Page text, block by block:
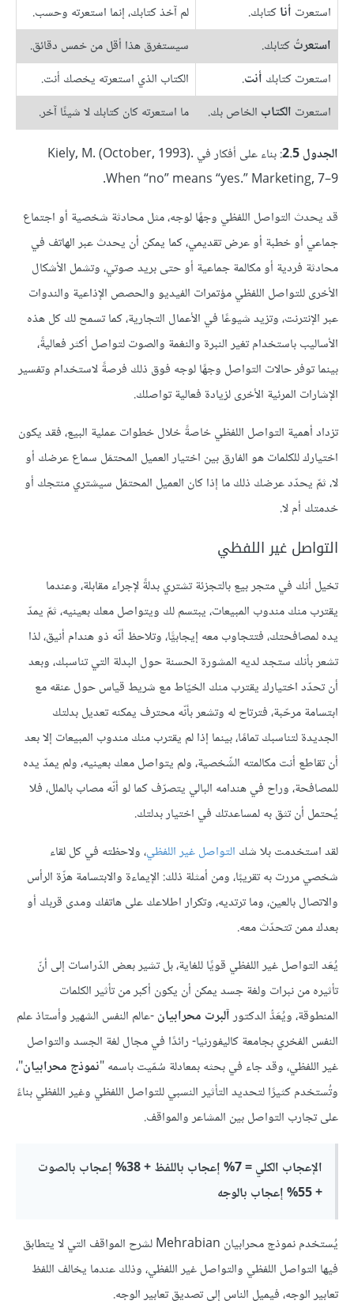
استعرت أناكتابك.
لم آخذ كتابك، إنما استعرته وحسب.
استعرتُكتابك.
سيستغرق هذا أقل من خمس دقائق.
استعرت كتابك أنت.
الكتاب الذي استعرته يخصك أنت.
استعرت الكتاب الخاص بك.
ما استعرته كان كتابك لا شيئًا آخر.
الجدول 2.5
: بناء على أفكار في Kiely, M. (October, 1993).
When “no” means “yes.” Marketing, 7–9.
قد يحدث التواصل اللفظي وجهًا لوجه، مثل محادثة شخصية أو اجتماع
جماعي أو خطبة أو عرض تقديمي، كما يمكن أن يحدث عبر الهاتف في
محادثة فردية أو مكالمة جماعية أو حتى بريد صوتي، وتشمل الأشكال
الأخرى للتواصل اللفظي مؤتمرات الفيديو والحصص الإذاعية والندوات
عبر الإنترنت، وتزيد شيوعًا في الأعمال التجارية، كما تسمح لك كل هذه
الأساليب باستخدام تغير النبرة والنغمة والصوت لتواصل أكثر فعاليةً،
بينما توفر حالات التواصل وجهًا لوجه فوق ذلك فرصةً لاستخدام وتفسير
الإشارات المرئية الأخرى لزيادة فعالية تواصلك.
تزداد أهمية التواصل اللفظي خاصةً خلال خطوات عملية البيع، فقد يكون
اختيارك للكلمات هو الفارق بين اختيار العميل المحتمَل سماع عرضك أو
لا، ثمّ يحدّد عرضك ذلك ما إذا كان العميل المحتمَل سيشتري منتجك أو
خدمتك أم لا.
التواصل غير اللفظي
تخيل أنك في متجر بيع بالتجزئة تشتري بدلةً لإجراء مقابلة، وعندما
يقترب منك مندوب المبيعات، يبتسم لك ويتواصل معك بعينيه، ثمّ يمدّ
يده لمصافحتك، فتتجاوب معه إيجابيًّا، وتلاحظ أنّه ذو هندام أنيق، لذا
تشعر بأنك ستجد لديه المشورة الحسنة حول البدلة التي تناسبك، وبعد
أن تحدّد اختيارك يقترب منك الخيّاط مع شريط قياس حول عنقه مع
ابتسامة مرحّبة، فترتاح له وتشعر بأنّه محترف يمكنه تعديل بدلتك
الجديدة لتناسبك تمامًا، بينما إذا لم يقترب منك مندوب المبيعات إلا بعد
أن تقاطع أنت مكالمته الشّخصية، ولم يتواصل معك بعينيه، ولم يمدّ يده
للمصافحة، وراح في هندامه البالي يتصرّف كما لو أنّه مصاب بالملل، فلا
يُحتمل أن تثق به لمساعدتك في اختيار بدلتك.
لقد استخدمت بلا شك التواصل غير اللفظي، ولاحظته في كل لقاء
شخصي مررت به تقريبًا، ومن أمثلة ذلك: الإيماءة والابتسامة هزّة الرأس
والاتصال بالعين، وما ترتديه، وتكرار اطلاعك على هاتفك ومدى قربك أو
بعدك ممن تتحدّث معه.
يُعَد التواصل غير اللفظي قويًا للغاية، بل تشير بعض الدّراسات إلى أنّ
تأثيره من نبرات ولغة جسد يمكن أن يكون أكبر من تأثير الكلمات
المنطوقة، ويُعَدُّ الدكتورآلبرت محرابيان-عالم النفس الشهير وأستاذ علم
النفس الفخري بجامعة كاليفورنيا- رائدًا في مجال لغة الجسد والتواصل
غير اللفظي، وقد جاء في بحثه بمعادلة سُمّيت باسمه "نموذج محرابيان"،
وتُستخدم كثيرًا لتحديد التأثير النسبي للتواصل اللفظي وغير اللفظي بناءً
على تجارب التواصل بين المشاعر والمواقف.
الإعجاب الكلي = 7% إعجاب باللفظ + 38% إعجاب بالصوت
+ 55% إعجاب بالوجه
يُستخدم نموذج محرابيان Mehrabian لشرح المواقف التي لا يتطابق
فيها التواصل اللفظي والتواصل غير اللفظي، وذلك عندما يخالف اللفظ
تعابير الوجه، فيميل الناس إلى تصديق تعابير الوجه.